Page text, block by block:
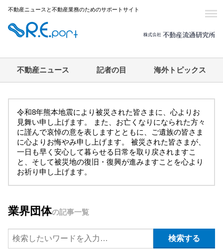
不動産ニュースと不動産業務のためのサポートサイト
不動産ニュース 記者の目 海外トピックス
令和8年熊本地震により被災された皆さまに、心よりお
見舞い申し上げます。 また、お亡くなりになられた方々
に謹んで哀悼の意を表しますとともに、ご遺族の皆さま
に心よりお悔やみ申し上げます。 被災された皆さまが、
一日も早く安心して暮らせる日常を取り戻されますこ
と、そして被災地の復旧・復興が進みますことを心より
お祈り申し上げます。
業界団体の記事一覧